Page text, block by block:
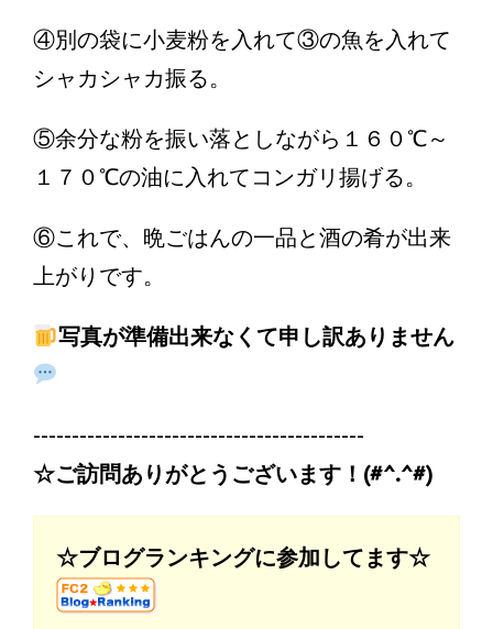
④別の袋に小麦粉を入れて③の魚を入れて
シャカシャカ振る。
⑤余分な粉を振い落としながら１６０℃～
１７０℃の油に入れてコンガリ揚げる。
⑥これで、晩ごはんの一品と酒の肴が出来
上がりです。
写真が準備出来なくて申し訳ありません
-------------------------------------------
☆ご訪問ありがとうございます！(#^.^#)
☆ブログランキングに参加してます☆